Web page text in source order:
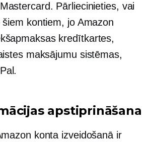
Pārliecinieties, vai
kontiem, jo ​​Amazon
kredītkartes,
maksājumu sistēmas,
apstiprināšana
konta izveidošanā ir